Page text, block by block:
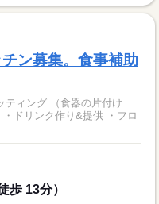
ン募集。食事補助
ティング （食器の片付け
ドリンク作り&提供 ・フロ
歩 13分）